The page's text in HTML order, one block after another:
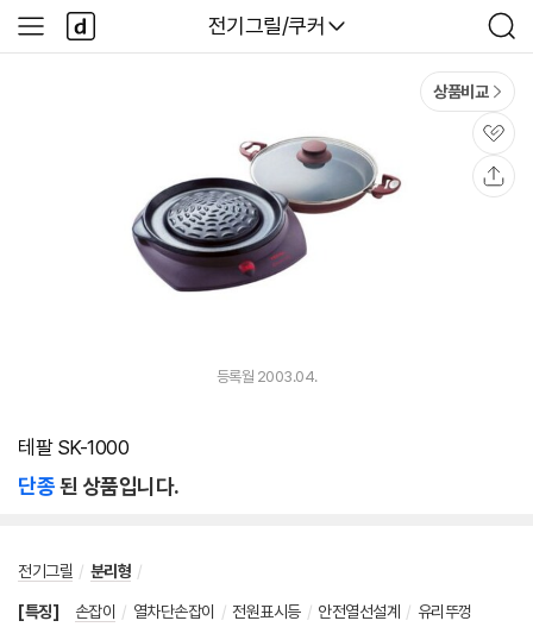
다나와
전기그릴/쿠커
검
색
사
이
다
나
와
상품비교
관
심
등록월 2003.04.
테팔 SK-1000
단종된 상품입니다.
전기그릴 / 분리형 /
[특징] 손잡이 / 열차단손잡이 / 전원표시등 / 안전열선설계 / 유리뚜껑